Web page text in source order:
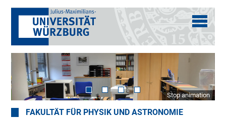
Stop animation
FAKULTÄT FÜR PHYSIK UND ASTRONOMIE